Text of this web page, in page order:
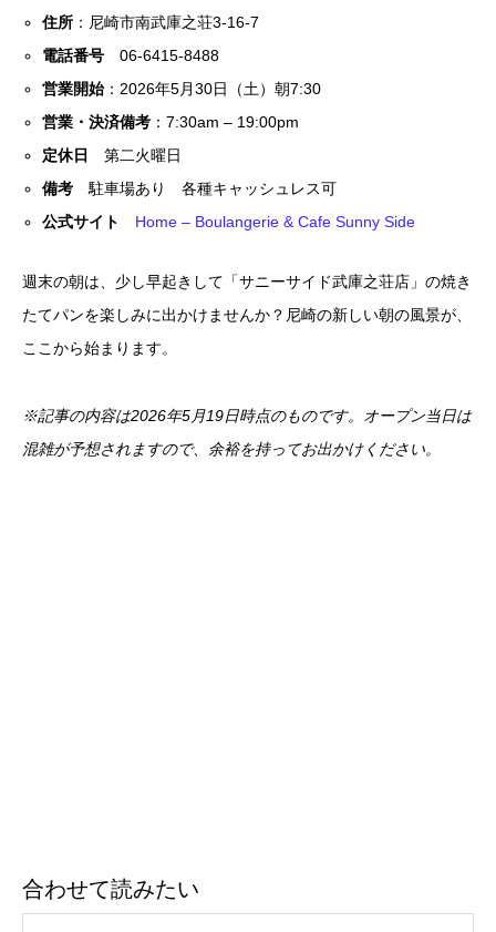
住所 ：尼崎市南武庫之荘3-16-7
電話番号 06-6415-8488
営業開始：2026年5月30日（土）朝7:30
営業・決済備考 ：7:30am – 19:00pm
定休日
第二火曜日
備考 駐車場あり 各種キャッシュレス可
公式サイト
Home – Boulangerie & Cafe Sunny Side
週末の朝は、少し早起きして「サニーサイド武庫之荘店」の焼き
たてパンを楽しみに出かけませんか？尼崎の新しい朝の風景が、
ここから始まります。
※記事の内容は2026年5月19日時点のものです。オープン当日は
混雑が予想されますので、余裕を持ってお出かけください。
合わせて読みたい